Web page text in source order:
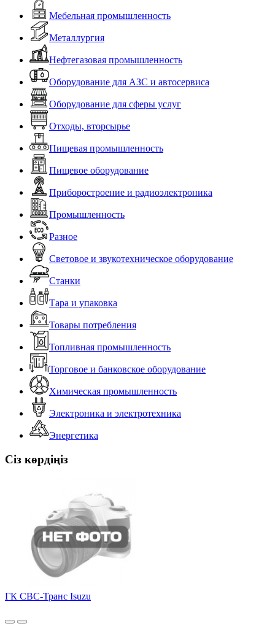
Мебельная промышленность
Металлургия
Нефтегазовая промышленность
Оборудование для АЗС и автосервиса
Оборудование для сферы услуг
Отходы, вторсырье
Пищевая промышленность
Пищевое оборудование
Приборостроение и радиоэлектроника
Промышленность
Разное
Световое и звукотехническое оборудование
Станки
Тара и упаковка
Товары потребления
Топливная промышленность
Торговое и банковское оборудование
Химическая промышленность
Электроника и электротехника
Энергетика
Сіз көрдіңіз
ГК СВС-Транс Isuzu